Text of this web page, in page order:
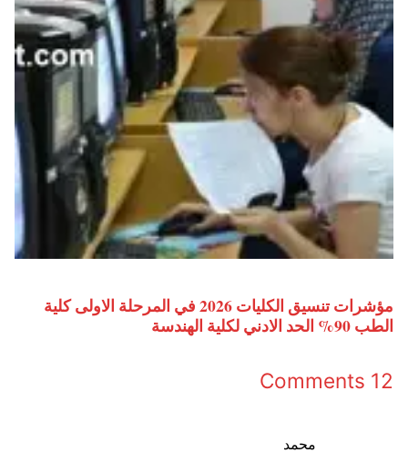
مؤشرات تنسيق الكليات 2026 في المرحلة الاولى كلية
الطب 90% الحد الادني لكلية الهندسة
12 Comments
محمد